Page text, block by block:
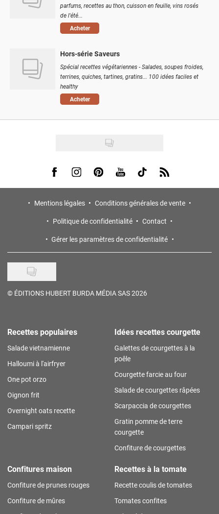
parfums, recettes au thon, cuisson en feuille, vins rosés
de l'été...
Acheter
Hors-série Saveurs
Spécial recettes végétariennes - Salades, soupes froides,
terrines, quiches, tartines, gratins... 100 idées faciles et
healthy
Acheter
Visit us on Facebook
Visit us on Instagram
Visit us on Pinterest
Visit us on Youtube
Visit us on Tiktok
Visit us on Rss
Mentions légales
Conditions générales de vente
Politique de confidentialité
Contact
Gérer les paramètres de confidentialité
© ÉDITIONS HUBERT BURDA MÉDIA SAS 2026
Recettes populaires
Salade vietnamienne
Halloumi à l'airfryer
One pot orzo
Oignon frit
Overnight oats recette
Campari spritz
Idées recettes courgette
Galettes de courgettes à la
poêle
Courgette farcie au four
Salade de courgettes râpées
Scarpaccia de courgettes
Gratin pomme de terre
courgette
Confiture de courgettes
Confitures maison
Confiture de prunes rouges
Confiture de mûres
Recettes à la tomate
Recette coulis de tomates
Tomates confites